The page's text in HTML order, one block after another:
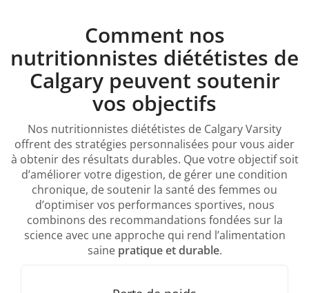
Comment nos
nutritionnistes diététistes de
Calgary peuvent soutenir
vos objectifs
Nos nutritionnistes diététistes de Calgary Varsity
offrent des stratégies personnalisées pour vous aider
à obtenir des résultats durables. Que votre objectif soit
d’améliorer votre digestion, de gérer une condition
chronique, de soutenir la santé des femmes ou
d’optimiser vos performances sportives, nous
combinons des recommandations fondées sur la
science avec une approche qui rend l’alimentation
saine pratique et durable.